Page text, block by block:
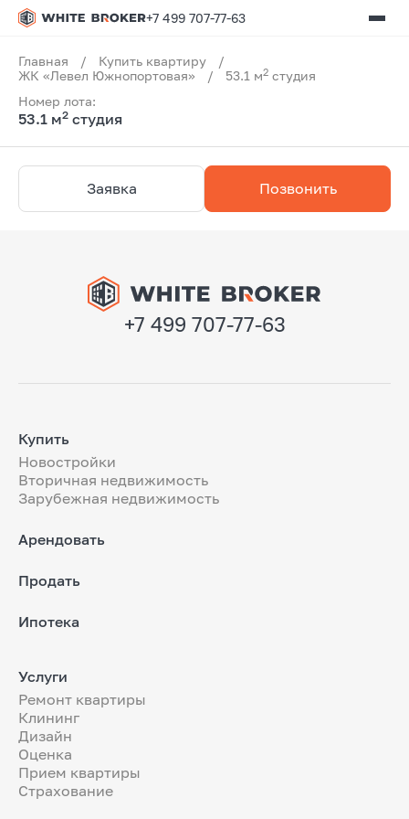
+7 499 707-77-63
Главная / Купить квартиру
/
ЖК «Левел Южнопортовая»
/ 53.1 м2 студия
Номер лота:
53.1 м2 студия
Заявка Позвонить
+7 499 707-77-63
Купить
Новостройки
Вторичная недвижимость
Зарубежная недвижимость
Арендовать
Продать
Ипотека
Услуги
Ремонт квартиры
Клининг
Дизайн
Оценка
Прием квартиры
Страхование